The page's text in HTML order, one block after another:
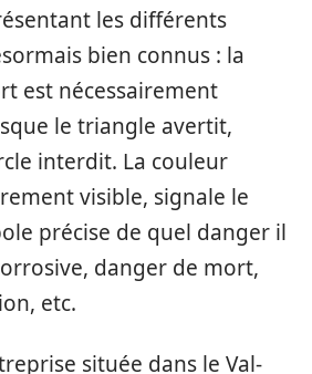
les différents
bien connus : la
est nécessairement
le triangle avertit,
interdit. La couleur
visible, signale le
précise de quel danger il
danger de mort,
etc.
située dans le Val-